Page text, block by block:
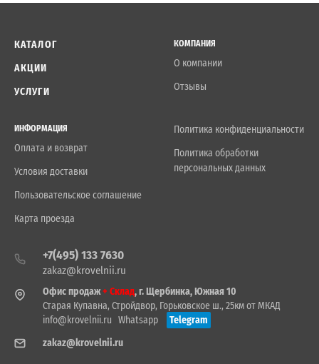
КАТАЛОГ
АКЦИИ
УСЛУГИ
КОМПАНИЯ
О компании
Отзывы
ИНФОРМАЦИЯ
Оплата и возврат
Условия доставки
Пользовательское соглашение
Карта проезда
Политика конфиденциальности
Политика обработки
персональных данных
+7(495) 133 7630
zakaz@krovelnii.ru
Офис продаж+ Склад, г. Щербинка, Южная 10
Старая Купавна, Стройдвор, Горьковское ш., 25км от МКАД
info@krovelnii.ru Whatsapp
Telegram
zakaz@krovelnii.ru